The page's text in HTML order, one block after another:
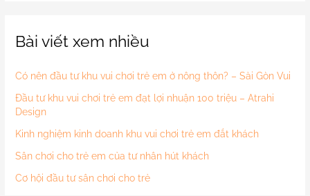
Bài viết xem nhiều
Có nên đầu tư khu vui chơi trẻ em ở nông thôn? – Sài Gòn Vui
Đầu tư khu vui chơi trẻ em đạt lợi nhuận 100 triệu – Atrahi
Design
Kinh nghiệm kinh doanh khu vui chơi trẻ em đắt khách
Sân chơi cho trẻ em của tư nhân hút khách
Cơ hội đầu tư sân chơi cho trẻ